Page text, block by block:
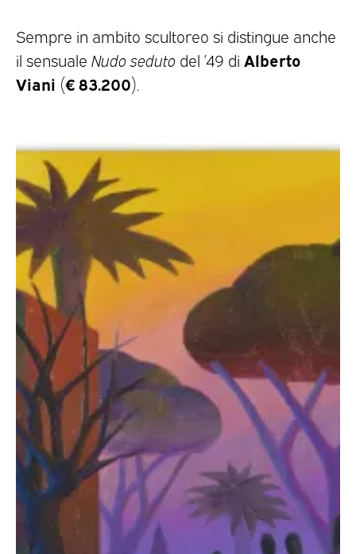
Sempre in ambito scultoreo si distingue anche
il sensuale Nudo seduto del ’49 di Alberto
Viani (€ 83.200).